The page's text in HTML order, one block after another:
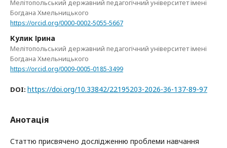
Мелітопольський державний педагогічний університет імені
Богдана Хмельницького
https://orcid.org/0000-0002-5055-5667
Кулик Ірина
Мелітопольський державний педагогічний університет імені
Богдана Хмельницького
https://orcid.org/0009-0005-0185-3499
DOI: https://doi.org/10.33842/22195203-2026-36-137-89-97
Анотація
Статтю присвячено дослідженню проблеми навчання